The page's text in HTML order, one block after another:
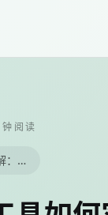
钟阅读
Claude Code 沙箱架构详解：Agent 安全的基础设施